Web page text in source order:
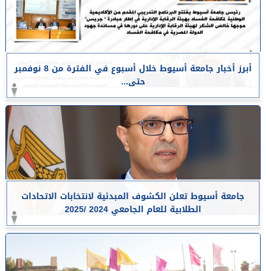
أبرز أخبار جامعة أسيوط خلال أسبوع في الفترة من 8 نوفمبر
حتى...
جامعة أسيوط تعلن الكشوف المبدئية لانتخابات الاتحادات
الطلابية للعام الجامعي 2024 /2025